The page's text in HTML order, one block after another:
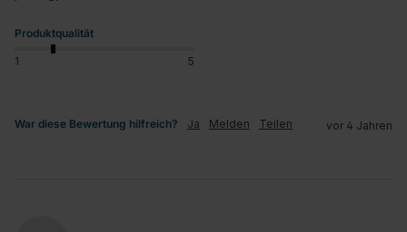
Produktqualität
1 5
War diese Bewertung hilfreich? Ja Melden Teilen vor 4 Jahren